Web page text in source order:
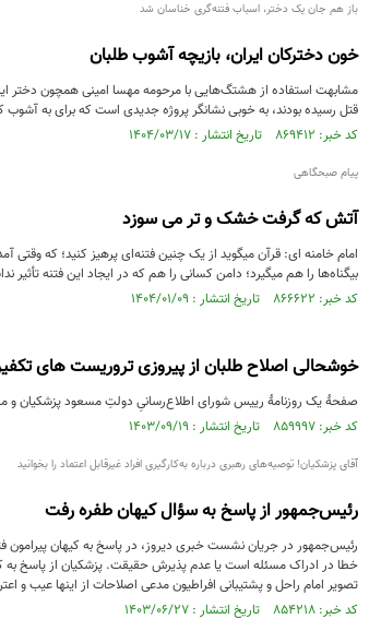
باز هم جان یک دختر، اسباب فتنه‌گری خناسان شد
خون دخترکان ایران، بازیچه آشوب طلبان
مشابهت استفاده از هشتگ‌هایی با مرحومه مهسا امینی همچون دختر
قتل رسیده بودند، به خوبی نشانگر پروژه جدیدی است که برای به
کد خبر: ۸۶۹۴۱۲ تاریخ انتشار : ۱۴۰۴/۰۳/۱۷
پیام صبحگاهی
آتش که گرفت خشک و تر می سوزد
امام خامنه ای: قرآن میگوید از یک چنین فتنه‌ای پرهیز کنید؛ که
بیگناه‌ها را هم میگیرد؛ دامن کسانی را هم که در ایجاد این فتنه تأثیر
کد خبر: ۸۶۶۶۲۲ تاریخ انتشار : ۱۴۰۴/۰۱/۰۹
خوشحالی اصلاح طلبان از پیروزی تروریست های
صفحهٔ یک روزنامهٔ رییس شورای اطلاع‌رسانیِ دولتِ مسعود پزشکیان
کد خبر: ۸۵۹۹۹۷ تاریخ انتشار : ۱۴۰۳/۰۹/۱۹
آقای پزشکیان! توصیه‌های رهبری درباره به‌کارگیری افراد غیرقابل اعتماد را بخوانید
رئیس‌جمهور از پاسخ به سؤال کیهان طفره رفت
خطا در ادراک مسئله است یا عدم پذیرش حقیقت. پزشکیان از پاسخ به
تصویر امام راحل و پشتیبانی افراطیون مدعی اصلاحات از اینها عیب و
کد خبر: ۸۵۴۲۱۸ تاریخ انتشار : ۱۴۰۳/۰۶/۲۷